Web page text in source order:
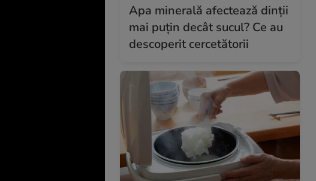
Apa minerală afectează dinții
mai puțin decât sucul? Ce au
descoperit cercetătorii